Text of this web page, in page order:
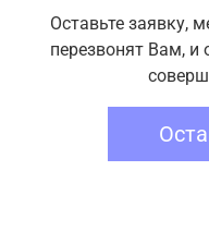
Оставьте заявку,
перезвонят Вам, и